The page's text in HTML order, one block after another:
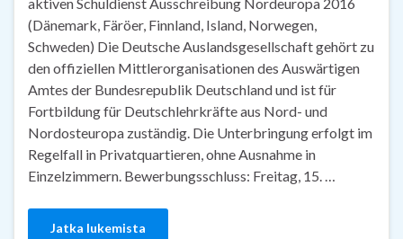
(Dänemark, Färöer, Finnland, Island, Norwegen,
Schweden) Die Deutsche Auslandsgesellschaft gehört zu
den offiziellen Mittlerorganisationen des Auswärtigen
Amtes der Bundesrepublik Deutschland und ist für
Fortbildung für Deutschlehrkräfte aus Nord- und
Nordosteuropa zuständig. Die Unterbringung erfolgt im
Regelfall in Privatquartieren, ohne Ausnahme in
Einzelzimmern. Bewerbungsschluss: Freitag, 15. …
Jatka lukemista